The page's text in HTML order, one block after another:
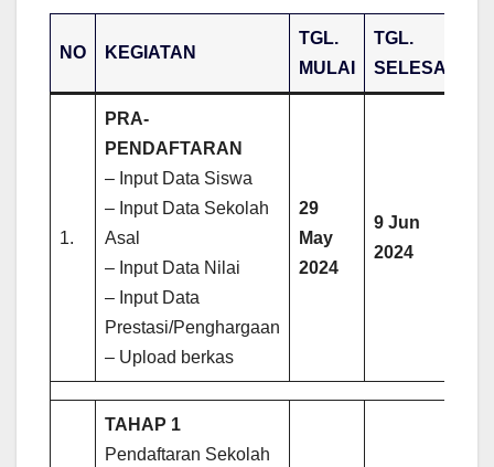
NO KEGIATAN
TGL.
MULAI
TGL.
SELESAI
1.
PRA-
PENDAFTARAN
– Input Data Siswa
– Input Data Sekolah
Asal
– Input Data Nilai
– Input Data
Prestasi/Penghargaan
– Upload berkas
29
May
2024
9 Jun
2024
TAHAP 1
Pendaftaran Sekolah